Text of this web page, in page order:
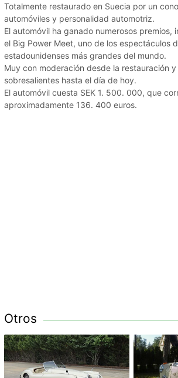
Totalmente restaurado en Suecia por un
automóviles y personalidad automotriz.
El automóvil ha ganado numerosos premios,
el Big Power Meet, uno de los espectáculos
estadounidenses más grandes del mundo.
Muy con moderación desde la restauración
sobresalientes hasta el día de hoy.
El automóvil cuesta SEK 1. 500. 000, que
aproximadamente 136. 400 euros.
Otros